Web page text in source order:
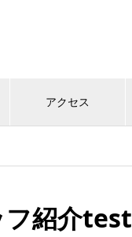
アクセス
フ紹介test